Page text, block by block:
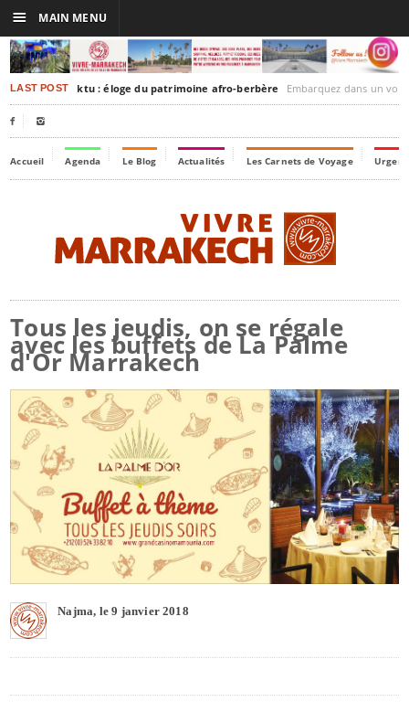
LAST POSTTimbuktu : éloge du patrimoine afro-berbère Embarquez dans un voyage culturel dans le
 
Accueil Agenda Le Blog Actualités Les Carnets de Voyage
Tous les jeudis, on se régale
avec les buffets de La Palme
d'Or Marrakech
Najma, le 9 janvier 2018
☰ MAIN MENU